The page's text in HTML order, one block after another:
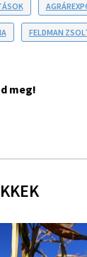
FELDMAN
meg!